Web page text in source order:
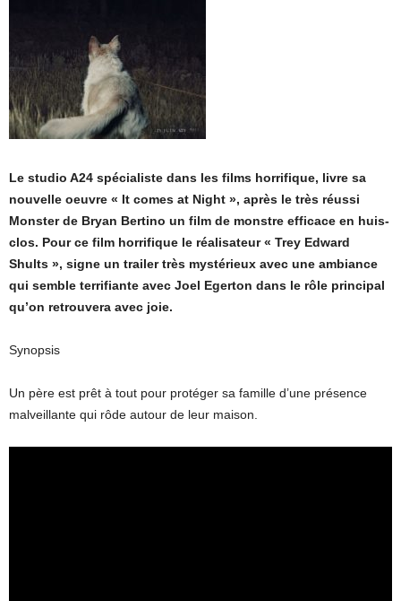
Le studio A24 spécialiste dans les films horrifique, livre sa
nouvelle oeuvre « It comes at Night », après le très réussi
Monster de Bryan Bertino un film de monstre efficace en huis-
clos. Pour ce film horrifique le réalisateur « Trey Edward
Shults », signe un trailer très mystérieux avec une ambiance
qui semble terrifiante avec Joel Egerton dans le rôle principal
qu’on retrouvera avec joie.
Synopsis
Un père est prêt à tout pour protéger sa famille d’une présence
malveillante qui rôde autour de leur maison.